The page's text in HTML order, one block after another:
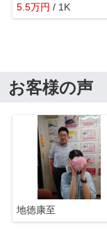
5.5万円 / 1K
お客様の声
地徳康至